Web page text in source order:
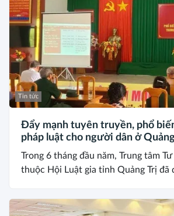
Tin tức
Đẩy mạnh tuyên truyền, phổ
pháp luật cho người dân ở
Trong 6 tháng đầu năm, Trung tâm
thuộc Hội Luật gia tỉnh Quảng Trị đã